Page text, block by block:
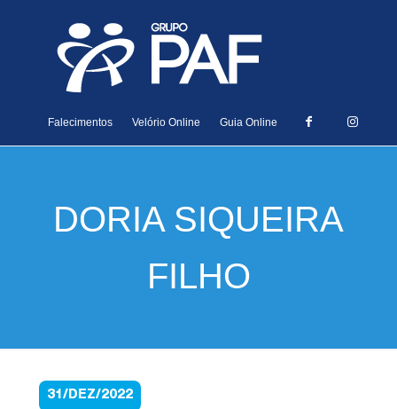
Falecimentos Velório Online Guia Online
DORIA SIQUEIRA
FILHO
31/DEZ/2022